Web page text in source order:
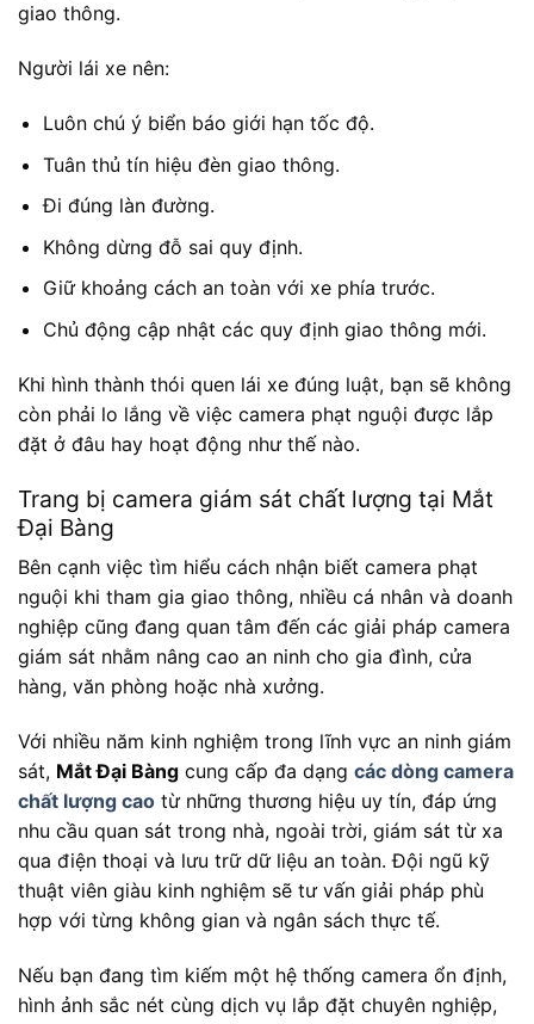
giao thông.
Người lái xe nên:
Luôn chú ý biển báo giới hạn tốc độ.
Tuân thủ tín hiệu đèn giao thông.
Đi đúng làn đường.
Không dừng đỗ sai quy định.
Giữ khoảng cách an toàn với xe phía trước.
Chủ động cập nhật các quy định giao thông mới.
Khi hình thành thói quen lái xe đúng luật, bạn sẽ không
còn phải lo lắng về việc camera phạt nguội được lắp
đặt ở đâu hay hoạt động như thế nào.
Trang bị camera giám sát chất lượng tại Mắt
Đại Bàng
Bên cạnh việc tìm hiểu cách nhận biết camera phạt
nguội khi tham gia giao thông, nhiều cá nhân và doanh
nghiệp cũng đang quan tâm đến các giải pháp camera
giám sát nhằm nâng cao an ninh cho gia đình, cửa
hàng, văn phòng hoặc nhà xưởng.
Với nhiều năm kinh nghiệm trong lĩnh vực an ninh giám
sát, Mắt Đại Bàng cung cấp đa dạng các dòng camera
chất lượng cao từ những thương hiệu uy tín, đáp ứng
nhu cầu quan sát trong nhà, ngoài trời, giám sát từ xa
qua điện thoại và lưu trữ dữ liệu an toàn. Đội ngũ kỹ
thuật viên giàu kinh nghiệm sẽ tư vấn giải pháp phù
hợp với từng không gian và ngân sách thực tế.
Nếu bạn đang tìm kiếm một hệ thống camera ổn định,
hình ảnh sắc nét cùng dịch vụ lắp đặt chuyên nghiệp,